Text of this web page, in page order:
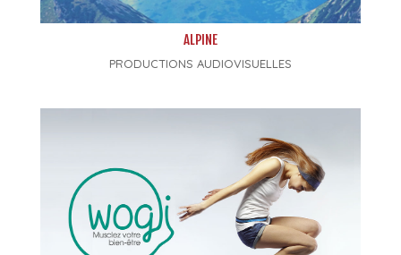
ALPINE
PRODUCTIONS AUDIOVISUELLES